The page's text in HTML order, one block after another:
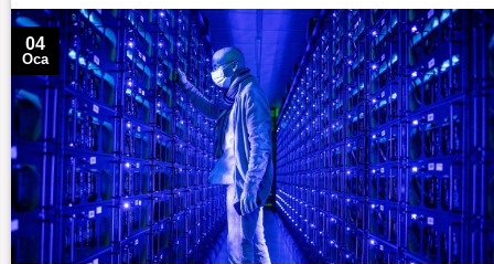
04
Oca